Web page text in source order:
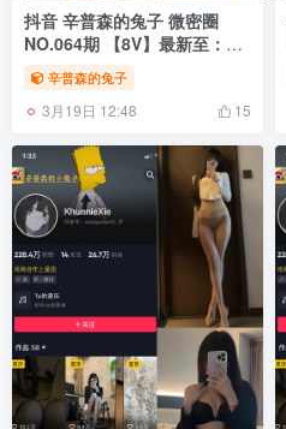
抖音 辛普森的兔子 微密圈
NO.064期 【8V】最新至：
2024.11.29
辛普森的兔子
3月19日 12:48 15